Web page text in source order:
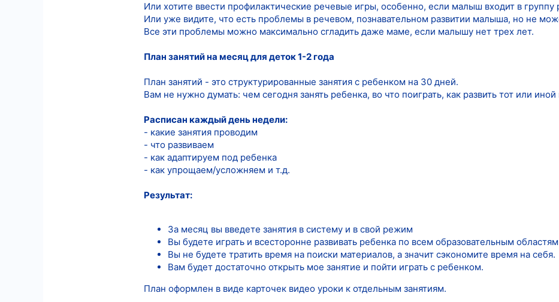
Или хотите ввести профилактические речевые игры, особенно, если малыш входит в группу
Или уже видите, что есть проблемы в речевом, познавательном развитии малыша, но не
Все эти проблемы можно максимально сгладить даже маме, если малышу нет трех лет.
План занятий на месяц для деток 1-2 года
План занятий - это структурированные занятия с ребенком на 30 дней.
Вам не нужно думать: чем сегодня занять ребенка, во что поиграть, как развить тот или
Расписан каждый день недели:
- какие занятия проводим
- что развиваем
- как адаптируем под ребенка
- как упрощаем/усложняем и т.д.
Результат:
За месяц вы введете занятия в систему и в свой режим
Вы будете играть и всесторонне развивать ребенка по всем образовательным областям
Вы не будете тратить время на поиски материалов, а значит сэкономите время на себя.
Вам будет достаточно открыть мое занятие и пойти играть с ребенком.
План оформлен в виде карточек видео уроки к отдельным занятиям.